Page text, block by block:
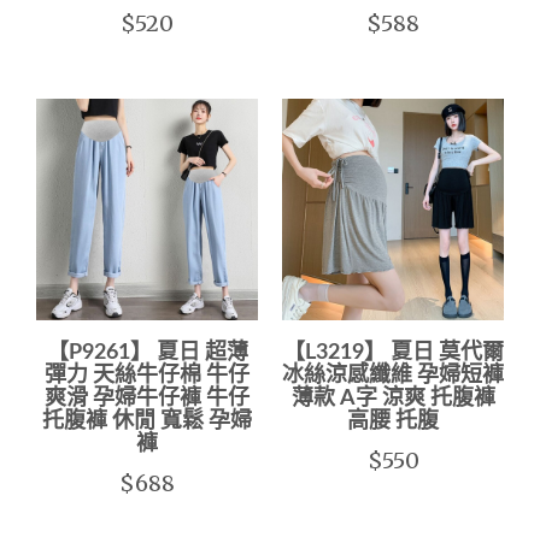
$520 $588
【P9261】 夏日 超薄
彈力 天絲牛仔棉 牛仔
爽滑 孕婦牛仔褲 牛仔
托腹褲 休閒 寬鬆 孕婦
褲
$688
【L3219】 夏日 莫代爾
冰絲涼感纖維 孕婦短褲
薄款 A字 涼爽 托腹褲
高腰 托腹
$550